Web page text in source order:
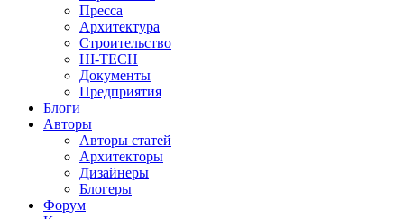
Пресса
Архитектура
Строительство
HI-TECH
Документы
Предприятия
Блоги
Авторы
Авторы статей
Архитекторы
Дизайнеры
Блогеры
Форум